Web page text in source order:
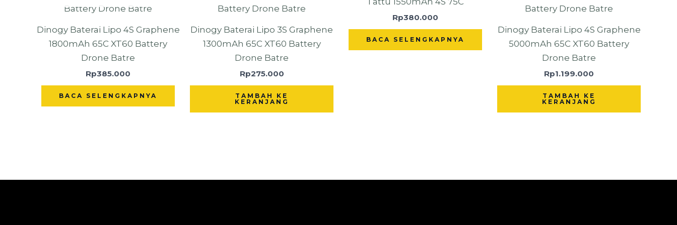
Dinogy Baterai Lipo 4S Graphene
1800mAh 65C XT60 Battery
Drone Batre
Rp385.000
BACA SELENGKAPNYA
Dinogy Baterai Lipo 3S Graphene
1300mAh 65C XT60 Battery
Drone Batre
Rp275.000
TAMBAH KE
KERANJANG
Rp380.000
BACA SELENGKAPNYA
Dinogy Baterai Lipo 4S Graphene
5000mAh 65C XT60 Battery
Drone Batre
Rp1.199.000
TAMBAH KE
KERANJANG